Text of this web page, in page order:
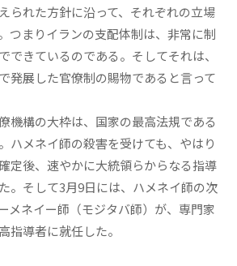
られた方針に沿って、それぞれの立場
つまりイランの支配体制は、非常に制
できているのである。そしてそれは、
発展した官僚制の賜物であると言って
機構の大枠は、国家の最高法規である
ハメネイ師の殺害を受けても、やはり
定後、速やかに大統領らからなる指導
。そして3月9日には、ハメネイ師の次
メネイー師（モジタバ師）が、専門家
指導者に就任した。